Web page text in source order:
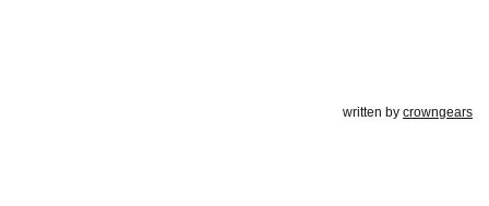
written by crowngears